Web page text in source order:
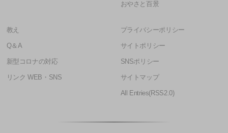
おやさと百景
教え
Q＆A
新型コロナの対応
リンク WEB・SNS
プライバシーポリシー
サイトポリシー
SNSポリシー
サイトマップ
All Entries(RSS2.0)